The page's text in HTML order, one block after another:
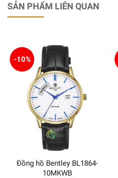
SẢN PHẨM LIÊN QUAN
-10%
Đồng hồ Bentley BL1864-
10MKWB